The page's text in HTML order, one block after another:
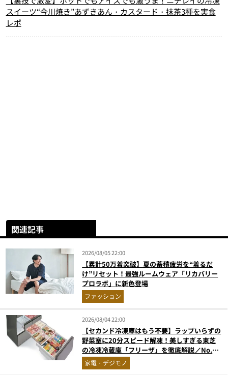
スイーツ“今川焼き”あずきあん・カスタード・抹茶3種を実食
レポ
関連記事
2026/08/05 22:00
【累計50万着突破】夏の蓄積疲労を“着るだ
け”リセット！最強ルームウェア「リカバリー
プロラボ」に新色登場
ファッション
2026/08/04 22:00
【セカンド冷凍庫はもう不要】ラップいらずの
野菜室に20分スピード解凍！美しすぎる東芝
の冷凍冷蔵庫「フリーザ」を徹底解説／No.1
モノ雑誌編集長が選ぶ『センスがいい家電』
Vol.10
家電・デジモノ